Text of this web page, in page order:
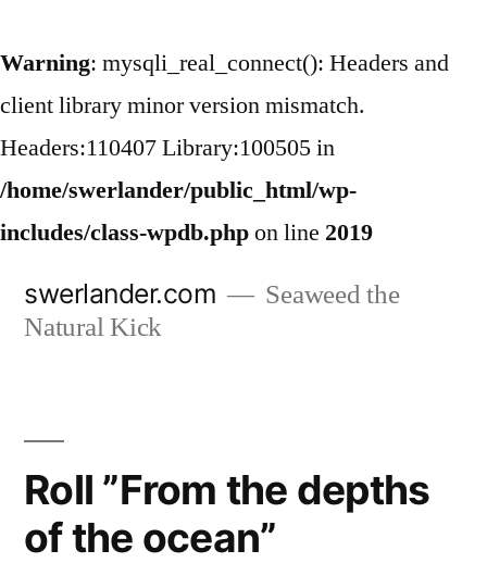
Warning: mysqli_real_connect(): Headers and
client library minor version mismatch.
Headers:110407 Library:100505 in
/home/swerlander/public_html/wp-
includes/class-wpdb.phpon line 2019
till
swerlander.com
Seaweed the
Natural Kick
Roll ”From the depths
of the ocean”